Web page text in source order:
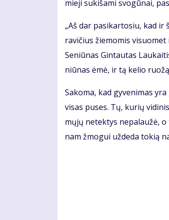
mie­ji su­ki­ša­mi svo­gū­nai,
„Aš dar pa­si­kar­to­siu, kad
ra­vi­čius žie­mo­mis
Se­niū­nas Gin­tau­tas
niū­nas ėmė, ir tą ke­lio
Sa­ko­ma, kad gy­ve­ni­mas
vi­sas pu­ses. Tų, ku­rių
mų­jų ne­tek­tys ne­pa­lau­žė,
nam žmo­gui už­de­da to­kią